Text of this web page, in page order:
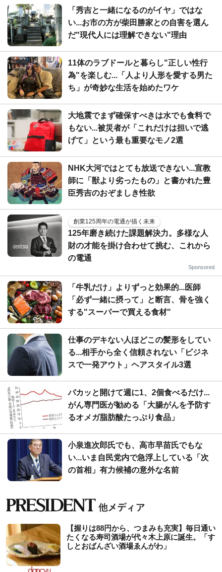
「秀吉と一緒になるのがイヤ」ではな
い...お市の方が柴田勝家との自害を選ん
だ"現代人には理解できない"理由
11体のラブドールと暮らし"正しい性行
為"を楽しむ...「人より人形を愛する男た
ち」が奇妙な生活を始めたワケ
大地震でまず確保すべきは水でも食料で
もない...被災者が「これだけは担いで逃
げて」という最も重要なモノ2選
NHK大河ではとても放送できない...宣教
師に「獣より劣ったもの」と書かれた豊
臣秀吉のおぞましき性欲
創業125周年の電通が描く未来
125年磨き続けた課題解決力。多様な人
財の才能を掛け合わせて挑む、これから
の電通
Sponsored
「牛乳だけ」よりずっと効果的...医師
「必ず一緒に摂って」と断言、骨を強く
する"スーパーで買える食材"
仕事のデキない人ほどこの髪形をしてい
る...相手から全く信頼されない「ビジネ
スで一発アウト」ヘアスタイル3選
パカッと開けて週に1、2個食べるだけ...
がん専門医が勧める「大腸がんを予防す
るオメガ脂肪酸たっぷり食品」
小泉進次郎氏でも、高市早苗氏でもな
い...いま自民党内で急浮上している「次
の首相」有力候補の意外な名前
【握りは88円から、つまみも充実】毎日通い
たくなる寿司酒場が代々木上原に誕生。「す
しとおばんざい酒場ゑんがわ」